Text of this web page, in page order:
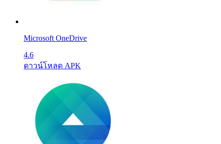
Microsoft OneDrive
4.6
ดาวน์โหลด APK